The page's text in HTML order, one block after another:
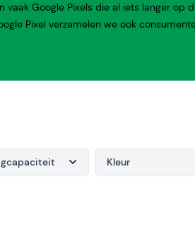
Google Pixels die al iets langer op
Pixel verzamelen we ook
Kleur